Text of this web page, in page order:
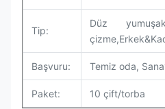
Tip:
Düz
Başvuru: Temiz oda,
Paket: 10 çift/torba